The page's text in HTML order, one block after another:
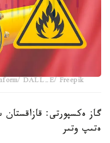
DALL-E/ Freepik
گاز ەكسپورتى: قازاقستان
ەتىپ وتىر